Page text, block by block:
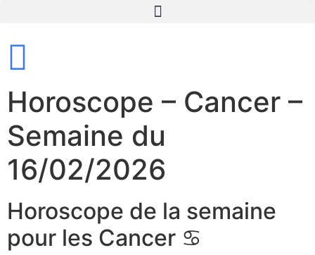
Horoscope – Cancer –
Semaine du
16/02/2026
Horoscope de la semaine
pour les Cancer ♋️